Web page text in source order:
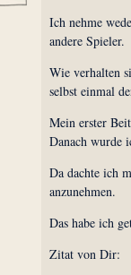
Ich nehme
andere Spieler.
Wie verhalten
selbst einmal
Mein erster
Danach wurde
Da dachte ich
anzunehmen.
Das habe ich
Zitat von Dir: